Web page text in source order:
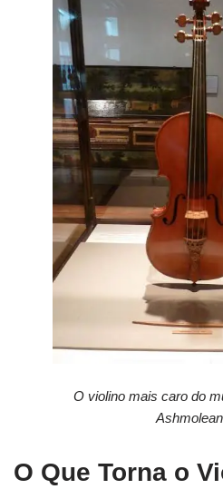
O violino mais caro do
O Que Torna o